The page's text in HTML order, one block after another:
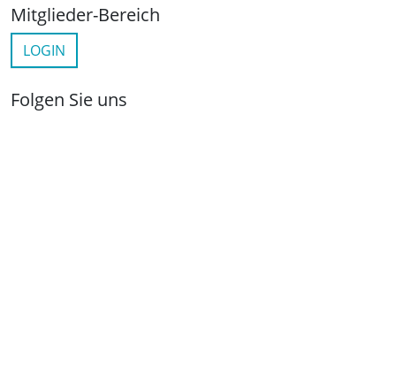
Mitglieder-Bereich
LOGIN
Folgen Sie uns